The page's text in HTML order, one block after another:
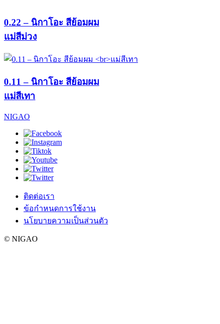
0.22 – นิกาโอะ สีย้อมผม
แม่สีม่วง
0.11 – นิกาโอะ สีย้อมผม
แม่สีเทา
NIGAO
ติดต่อเรา
ข้อกำหนดการใช้งาน
นโยบายความเป็นส่วนตัว
© NIGAO